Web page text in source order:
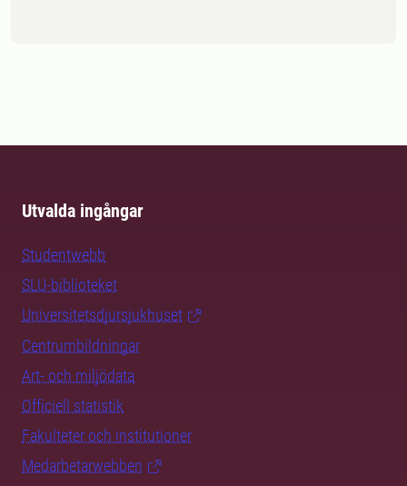
Utvalda ingångar
Studentwebb
SLU-biblioteket
Universitetsdjursjukhuset
Centrumbildningar
Art- och miljödata
Officiell statistik
Fakulteter och institutioner
Medarbetarwebben